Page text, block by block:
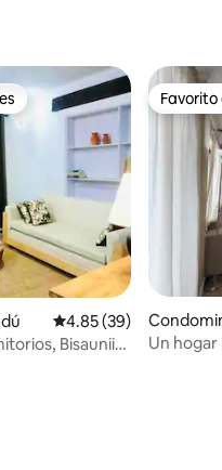
Calificación
4.85 (39)
Bisaunii-
Un hogar